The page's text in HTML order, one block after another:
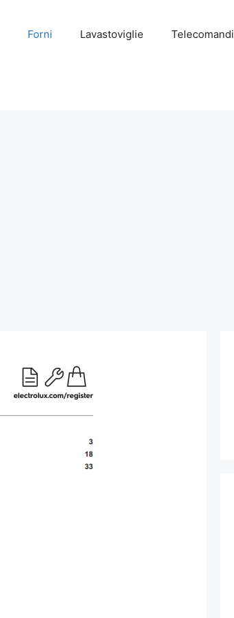
Forni Lavastoviglie Telecomandi